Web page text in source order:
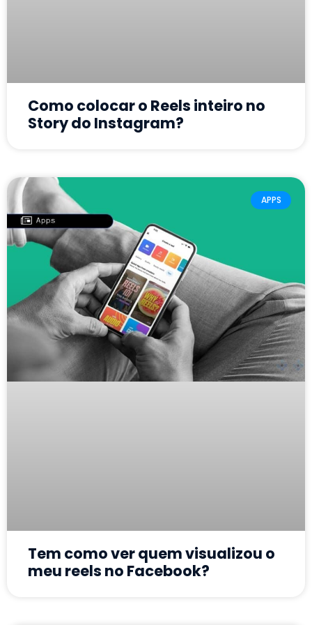
Como colocar o Reels inteiro no
Story do Instagram?
APPS
Tem como ver quem visualizou o
meu reels no Facebook?